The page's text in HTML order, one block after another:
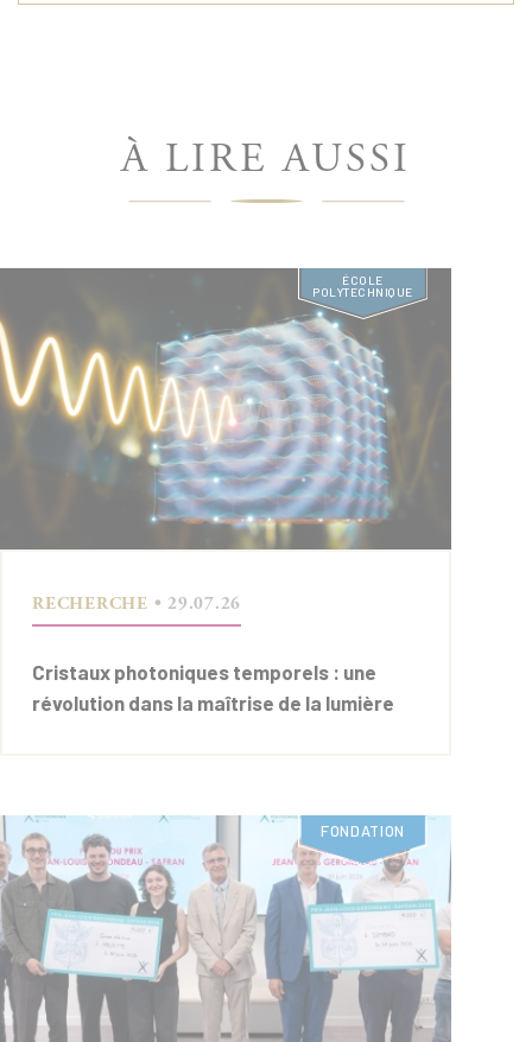
À LIRE AUSSI
ÉCOLE
POLYTECHNIQUE
RECHERCHE • 29.07.26
Cristaux photoniques temporels : une
révolution dans la maîtrise de la lumière
FONDATION